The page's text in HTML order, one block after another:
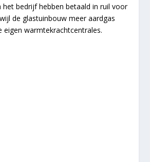
het bedrijf hebben betaald in ruil voor
de glastuinbouw meer aardgas
eigen warmtekrachtcentrales.